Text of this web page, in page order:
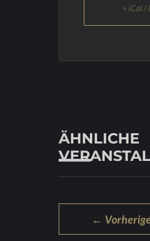
+ iCal /
ÄHNLICHE
←